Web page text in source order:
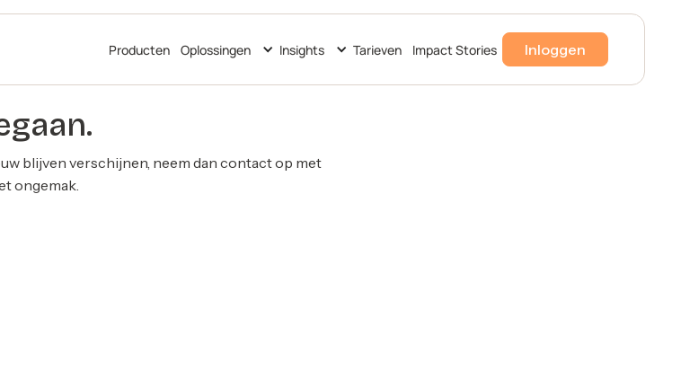
Producten Oplossingen Insights Tarieven Impact Stories Inloggen
blijven verschijnen, neem dan contact op met
ongemak.